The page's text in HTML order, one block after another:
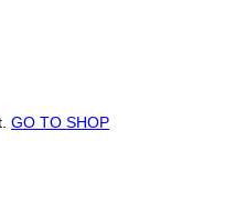
GO TO SHOP